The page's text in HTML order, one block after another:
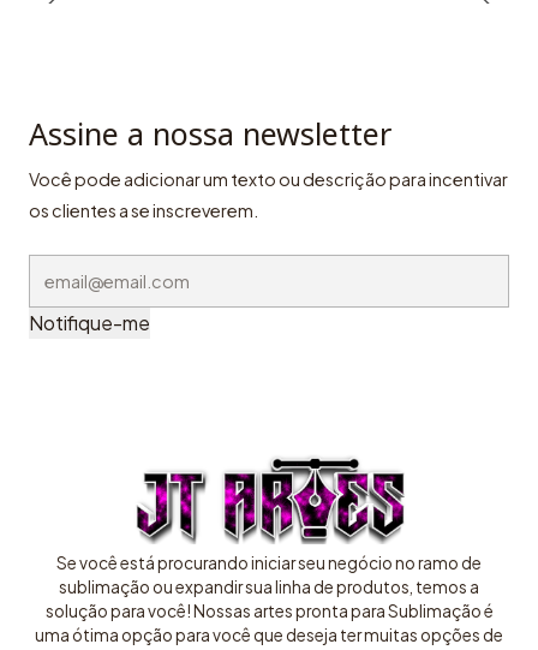
Assine a nossa newsletter
Você pode adicionar um texto ou descrição para incentivar
os clientes a se inscreverem.
Notifique-me
Se você está procurando iniciar seu negócio no ramo de
sublimação ou expandir sua linha de produtos, temos a
solução para você! Nossas artes pronta para Sublimação é
uma ótima opção para você que deseja ter muitas opções de